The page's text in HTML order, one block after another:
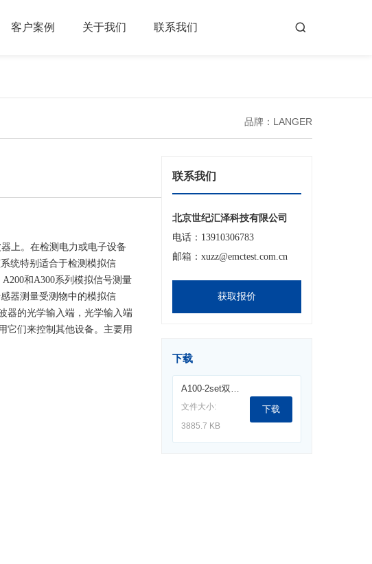
客户案例 关于我们 联系我们
品牌：LANGER
上。在检测电力或电子设备
统特别适合于检测模拟信
和A300系列模拟信号测量
器测量受测物中的模拟信
器的光学输入端，光学输入端
它们来控制其他设备。主要用
联系我们
北京世纪汇泽科技有限公司
电话：13910306783
邮箱：xuzz@emctest.com.cn
获取报价
下载
A100-2set双通道光纤探头（25kHz）.pdf
文件大小:
3885.7 KB
下载